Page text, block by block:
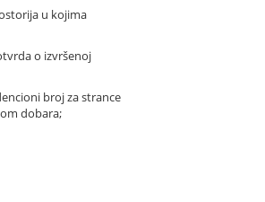
u kojima
o izvršenoj
broj za strance
dobara;